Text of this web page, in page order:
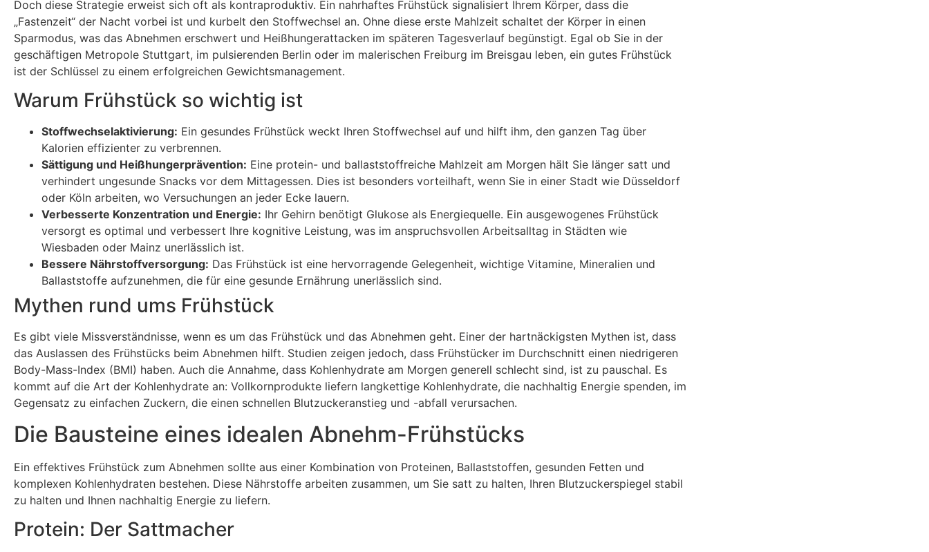
Doch diese Strategie erweist sich oft als kontraproduktiv. Ein nahrhaftes Frühstück signalisiert Ihrem Körper, dass die
„Fastenzeit“ der Nacht vorbei ist und kurbelt den Stoffwechsel an. Ohne diese erste Mahlzeit schaltet der Körper in einen
Sparmodus, was das Abnehmen erschwert und Heißhungerattacken im späteren Tagesverlauf begünstigt. Egal ob Sie in der
geschäftigen Metropole Stuttgart, im pulsierenden Berlin oder im malerischen Freiburg im Breisgau leben, ein gutes Frühstück
ist der Schlüssel zu einem erfolgreichen Gewichtsmanagement.
Warum Frühstück so wichtig ist
Stoffwechselaktivierung: Ein gesundes Frühstück weckt Ihren Stoffwechsel auf und hilft ihm, den ganzen Tag über
Kalorien effizienter zu verbrennen.
Sättigung und Heißhungerprävention: Eine protein- und ballaststoffreiche Mahlzeit am Morgen hält Sie länger satt und
verhindert ungesunde Snacks vor dem Mittagessen. Dies ist besonders vorteilhaft, wenn Sie in einer Stadt wie Düsseldorf
oder Köln arbeiten, wo Versuchungen an jeder Ecke lauern.
Verbesserte Konzentration und Energie: Ihr Gehirn benötigt Glukose als Energiequelle. Ein ausgewogenes Frühstück
versorgt es optimal und verbessert Ihre kognitive Leistung, was im anspruchsvollen Arbeitsalltag in Städten wie
Wiesbaden oder Mainz unerlässlich ist.
Bessere Nährstoffversorgung: Das Frühstück ist eine hervorragende Gelegenheit, wichtige Vitamine, Mineralien und
Ballaststoffe aufzunehmen, die für eine gesunde Ernährung unerlässlich sind.
Mythen rund ums Frühstück
Es gibt viele Missverständnisse, wenn es um das Frühstück und das Abnehmen geht. Einer der hartnäckigsten Mythen ist, dass
das Auslassen des Frühstücks beim Abnehmen hilft. Studien zeigen jedoch, dass Frühstücker im Durchschnitt einen niedrigeren
Body-Mass-Index (BMI) haben. Auch die Annahme, dass Kohlenhydrate am Morgen generell schlecht sind, ist zu pauschal. Es
kommt auf die Art der Kohlenhydrate an: Vollkornprodukte liefern langkettige Kohlenhydrate, die nachhaltig Energie spenden, im
Gegensatz zu einfachen Zuckern, die einen schnellen Blutzuckeranstieg und -abfall verursachen.
Die Bausteine eines idealen Abnehm-Frühstücks
Ein effektives Frühstück zum Abnehmen sollte aus einer Kombination von Proteinen, Ballaststoffen, gesunden Fetten und
komplexen Kohlenhydraten bestehen. Diese Nährstoffe arbeiten zusammen, um Sie satt zu halten, Ihren Blutzuckerspiegel stabil
zu halten und Ihnen nachhaltig Energie zu liefern.
Protein: Der Sattmacher